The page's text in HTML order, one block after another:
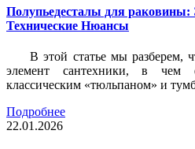
Полупьедесталы для раковины:
Технические Нюансы
В этой статье мы разберем,
элемент сантехники, в чем
классическим «тюльпаном» и
Подробнее
22.01.2026